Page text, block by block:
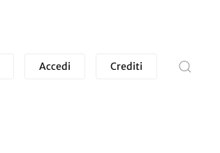
Accedi Crediti